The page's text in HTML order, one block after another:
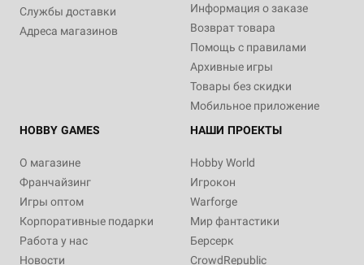
Службы доставки
Адреса магазинов
Информация о заказе
Возврат товара
Помощь с правилами
Архивные игры
Товары без скидки
Мобильное приложение
HOBBY GAMES
О магазине
Франчайзинг
Игры оптом
Корпоративные подарки
Работа у нас
Новости
НАШИ ПРОЕКТЫ
Hobby World
Игрокон
Warforge
Мир фантастики
Берсерк
CrowdRepublic